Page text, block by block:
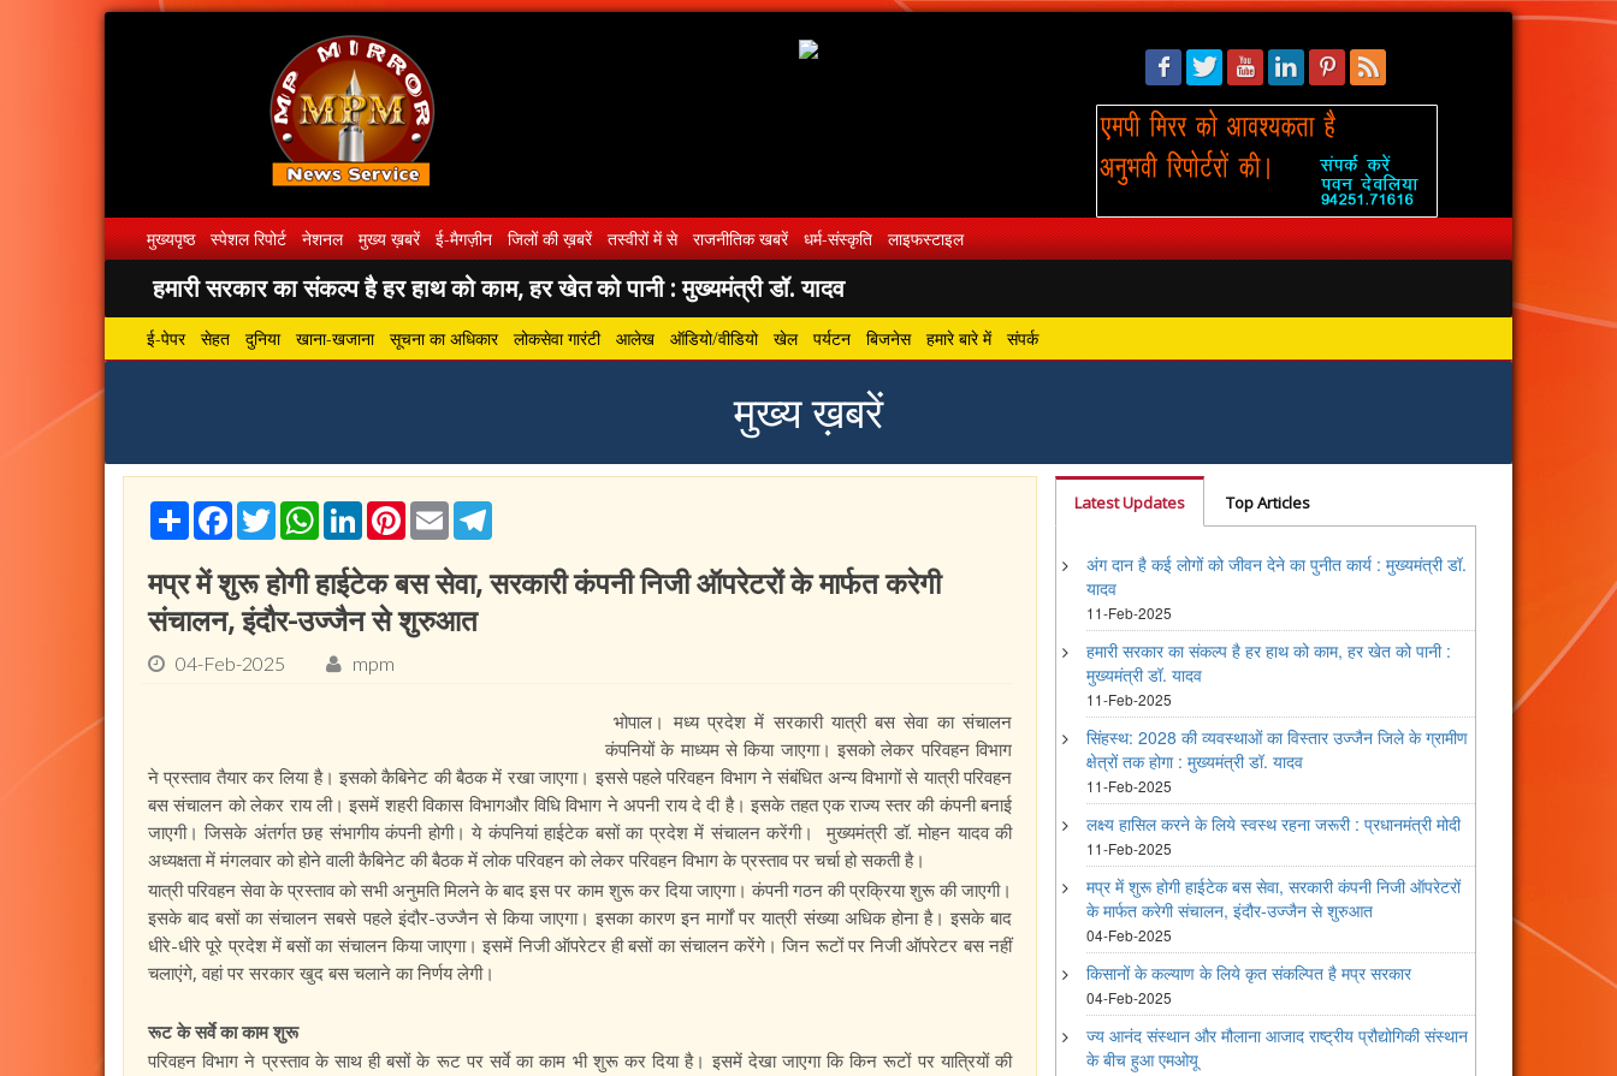
मुख्यपृष्ठ स्पेशल रिपोर्ट नेशनल मुख्य ख़बरें ई-मैगज़ीन जिलों की ख़बरें तस्वीरों में से राजनीतिक खबरें धर्म-संस्कृति लाइफस्टाइल
हमारी सरकार का संकल्प है हर हाथ को काम, हर खेत को पानी : मुख्यमंत्री डॉ. यादव
ई-पेपर सेहत दुनिया खाना-खजाना सूचना का अधिकार लोकसेवा गारंटी आलेख ऑडियो/वीडियो खेल पर्यटन बिजनेस हमारे बारे में संपर्क
मुख्य ख़बरें
ShareFacebook
TwitterWhatsApp
LinkedInPinterest
Email
मप्र में शुरू होगी हाईटेक बस सेवा, सरकारी कंपनी निजी ऑपरेटरों के मार्फत करेगी
संचालन, इंदौर-उज्जैन से शुरुआत
04-Feb-2025 mpm
भोपाल। मध्य प्रदेश में सरकारी यात्री बस सेवा का संचालन
कंपनियों के माध्यम से किया जाएगा। इसको लेकर परिवहन विभाग
ने प्रस्ताव तैयार कर लिया है। इसको कैबिनेट की बैठक में रखा जाएगा। इससे पहले परिवहन विभाग ने संबंधित अन्य विभागों से यात्री परिवहन
बस संचालन को लेकर राय ली। इसमें शहरी विकास विभागऔर विधि विभाग ने अपनी राय दे दी है। इसके तहत एक राज्य स्तर की कंपनी बनाई
जाएगी। जिसके अंतर्गत छह संभागीय कंपनी होगी। ये कंपनियां हाईटेक बसों का प्रदेश में संचालन करेंगी। मुख्यमंत्री डॉ. मोहन यादव की
अध्यक्षता में मंगलवार को होने वाली कैबिनेट की बैठक में लोक परिवहन को लेकर परिवहन विभाग के प्रस्ताव पर चर्चा हो सकती है।
यात्री परिवहन सेवा के प्रस्ताव को सभी अनुमति मिलने के बाद इस पर काम शुरू कर दिया जाएगा। कंपनी गठन की प्रक्रिया शुरू की जाएगी।
इसके बाद बसों का संचालन सबसे पहले इंदौर-उज्जैन से किया जाएगा। इसका कारण इन मार्गों पर यात्री संख्या अधिक होना है। इसके बाद
धीरे-धीरे पूरे प्रदेश में बसों का संचालन किया जाएगा। इसमें निजी ऑपरेटर ही बसों का संचालन करेंगे। जिन रूटों पर निजी ऑपरेटर बस नहीं
चलाएंगे, वहां पर सरकार खुद बस चलाने का निर्णय लेगी।
रूट के सर्वे का काम शुरू
परिवहन विभाग ने प्रस्ताव के साथ ही बसों के रूट पर सर्वे का काम भी शुरू कर दिया है। इसमें देखा जाएगा कि किन रूटों पर यात्रियों की
Latest Updates Top Articles